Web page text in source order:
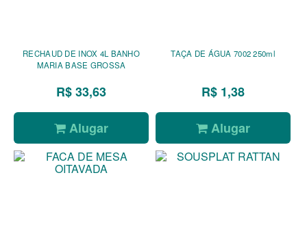
RECHAUD DE INOX 4L BANHO
MARIA BASE GROSSA
R$ 33,63
Alugar
TAÇA DE ÁGUA 7002 250ml
R$ 1,38
Alugar